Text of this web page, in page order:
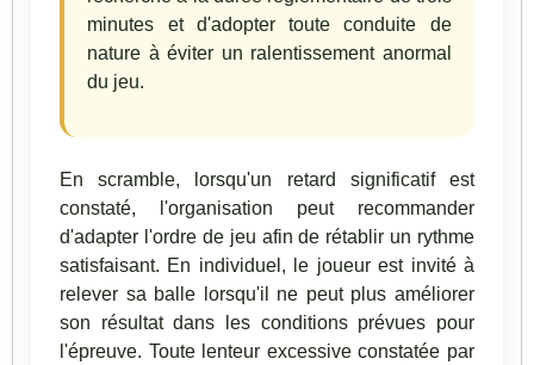
minutes et d'adopter toute conduite de
nature à éviter un ralentissement anormal
du jeu.
En scramble, lorsqu'un retard significatif est
constaté, l'organisation peut recommander
d'adapter l'ordre de jeu afin de rétablir un rythme
satisfaisant. En individuel, le joueur est invité à
relever sa balle lorsqu'il ne peut plus améliorer
son résultat dans les conditions prévues pour
l'épreuve. Toute lenteur excessive constatée par